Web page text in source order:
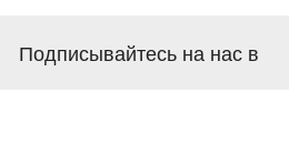
Подписывайтесь на нас в